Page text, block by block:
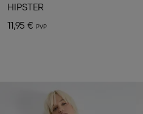
HIPSTER
11,95 €